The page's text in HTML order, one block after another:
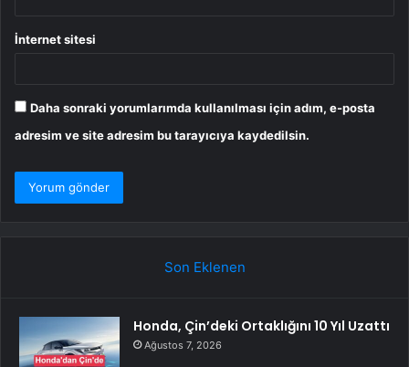
İnternet sitesi
Daha sonraki yorumlarımda kullanılması için adım, e-posta
adresim ve site adresim bu tarayıcıya kaydedilsin.
Son Eklenen
Honda, Çin’deki Ortaklığını 10 Yıl Uzattı
Ağustos 7, 2026